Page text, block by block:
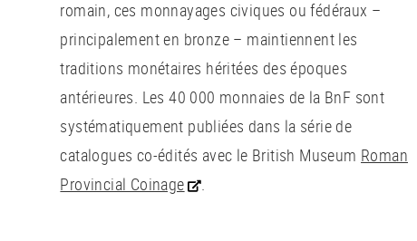
romain, ces monnayages civiques ou fédéraux –
principalement en bronze – maintiennent les
traditions monétaires héritées des époques
antérieures. Les 40 000 monnaies de la BnF sont
systématiquement publiées dans la série de
catalogues co-édités avec le British Museum Roman
Provincial Coinage
.